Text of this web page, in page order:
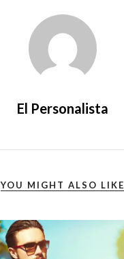
El Personalista
YOU MIGHT ALSO LIKE